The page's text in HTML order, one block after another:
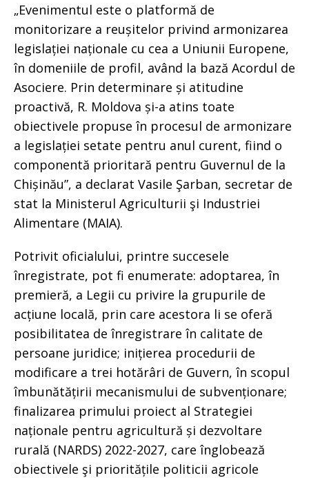
„Evenimentul este o platformă de
monitorizare a reușitelor privind armonizarea
legislației naționale cu cea a Uniunii Europene,
în domeniile de profil, având la bază Acordul de
Asociere. Prin determinare și atitudine
proactivă, R. Moldova și-a atins toate
obiectivele propuse în procesul de armonizare
a legislației setate pentru anul curent, fiind o
componentă prioritară pentru Guvernul de la
Chișinău”, a declarat Vasile Şarban, secretar de
stat la Ministerul Agriculturii şi Industriei
Alimentare (MAIA).
Potrivit oficialului, printre succesele
înregistrate, pot fi enumerate: adoptarea, în
premieră, a Legii cu privire la grupurile de
acțiune locală, prin care acestora li se oferă
posibilitatea de înregistrare în calitate de
persoane juridice; inițierea procedurii de
modificare a trei hotărâri de Guvern, în scopul
îmbunătățirii mecanismului de subvenționare;
finalizarea primului proiect al Strategiei
naționale pentru agricultură și dezvoltare
rurală (NARDS) 2022-2027, care înglobează
obiectivele şi prioritățile politicii agricole